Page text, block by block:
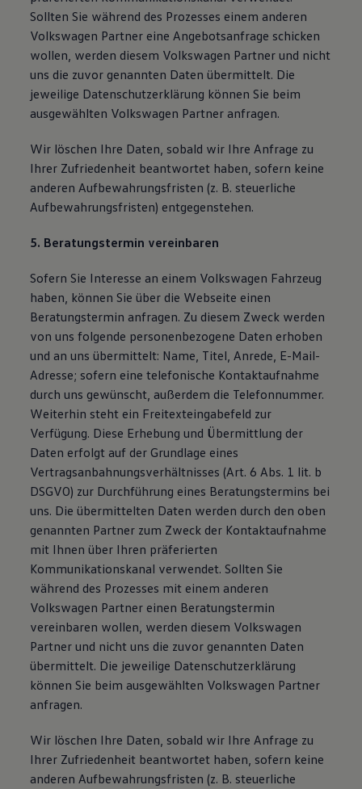
Sollten Sie während des Prozesses einem anderen
Volkswagen Partner eine Angebotsanfrage schicken
wollen, werden diesem Volkswagen Partner und nicht
uns die zuvor genannten Daten übermittelt. Die
jeweilige Datenschutzerklärung können Sie beim
ausgewählten Volkswagen Partner anfragen.
Wir löschen Ihre Daten, sobald wir Ihre Anfrage zu
Ihrer Zufriedenheit beantwortet haben, sofern keine
anderen Aufbewahrungsfristen (z. B. steuerliche
Aufbewahrungsfristen) entgegenstehen.
5. Beratungstermin vereinbaren
Sofern Sie Interesse an einem Volkswagen Fahrzeug
haben, können Sie über die Webseite einen
Beratungstermin anfragen. Zu diesem Zweck werden
von uns folgende personenbezogene Daten erhoben
und an uns übermittelt: Name, Titel, Anrede, E-Mail-
Adresse; sofern eine telefonische Kontaktaufnahme
durch uns gewünscht, außerdem die Telefonnummer.
Weiterhin steht ein Freitexteingabefeld zur
Verfügung. Diese Erhebung und Übermittlung der
Daten erfolgt auf der Grundlage eines
Vertragsanbahnungsverhältnisses (Art. 6 Abs. 1 lit. b
DSGVO) zur Durchführung eines Beratungstermins bei
uns. Die übermittelten Daten werden durch den oben
genannten Partner zum Zweck der Kontaktaufnahme
mit Ihnen über Ihren präferierten
Kommunikationskanal verwendet. Sollten Sie
während des Prozesses mit einem anderen
Volkswagen Partner einen Beratungstermin
vereinbaren wollen, werden diesem Volkswagen
Partner und nicht uns die zuvor genannten Daten
übermittelt. Die jeweilige Datenschutzerklärung
können Sie beim ausgewählten Volkswagen Partner
anfragen.
Wir löschen Ihre Daten, sobald wir Ihre Anfrage zu
Ihrer Zufriedenheit beantwortet haben, sofern keine
anderen Aufbewahrungsfristen (z. B. steuerliche